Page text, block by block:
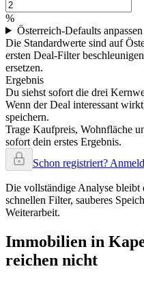
%
Österreich-Defaults anpassen
Die Standardwerte sind auf
ersten Deal-Filter
ersetzen.
Ergebnis
Du siehst sofort die drei
Wenn der Deal interessant
speichern.
Trage Kaufpreis, Wohnfläche
sofort dein erstes Ergebnis.
Schon registriert?
Die vollständige Analyse bleibt
schnellen Filter, sauberes
Weiterarbeit.
Immobilien in
reichen nicht